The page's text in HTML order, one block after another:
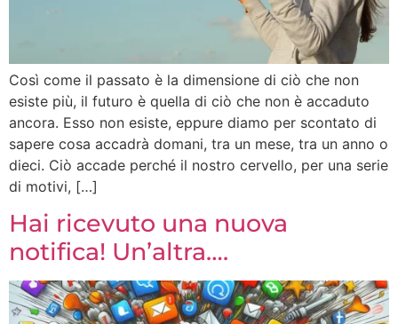
Così come il passato è la dimensione di ciò che non
esiste più, il futuro è quella di ciò che non è accaduto
ancora. Esso non esiste, eppure diamo per scontato di
sapere cosa accadrà domani, tra un mese, tra un anno o
dieci. Ciò accade perché il nostro cervello, per una serie
di motivi, […]
Hai ricevuto una nuova
notifica! Un’altra….